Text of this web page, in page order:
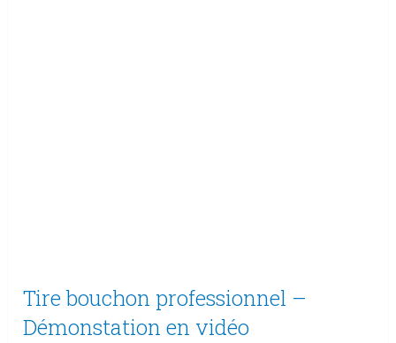
Tire bouchon professionnel –
Démonstation en vidéo